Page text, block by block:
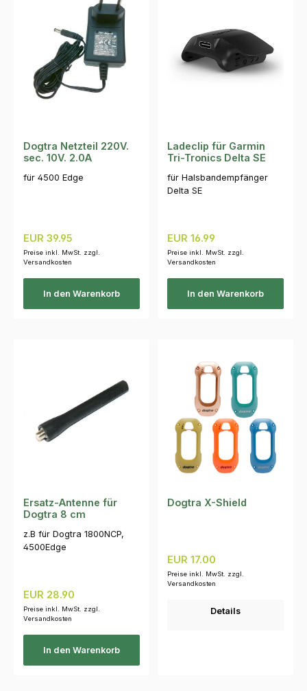
Dogtra Netzteil 220V.
sec. 10V. 2.0A
für 4500 Edge
Regulärer Preis:
EUR 39.95
Preise inkl. MwSt. zzgl.
Versandkosten
In den Warenkorb
Ladeclip für Garmin
Tri-Tronics Delta SE
für Halsbandempfänger
Delta SE
Regulärer Preis:
EUR 16.99
Preise inkl. MwSt. zzgl.
Versandkosten
In den Warenkorb
Ersatz-Antenne für
Dogtra 8 cm
z.B für Dogtra 1800NCP,
4500Edge
Regulärer Preis:
EUR 28.90
Preise inkl. MwSt. zzgl.
Versandkosten
In den Warenkorb
Dogtra X-Shield
Regulärer Preis:
EUR 17.00
Preise inkl. MwSt. zzgl.
Versandkosten
Details